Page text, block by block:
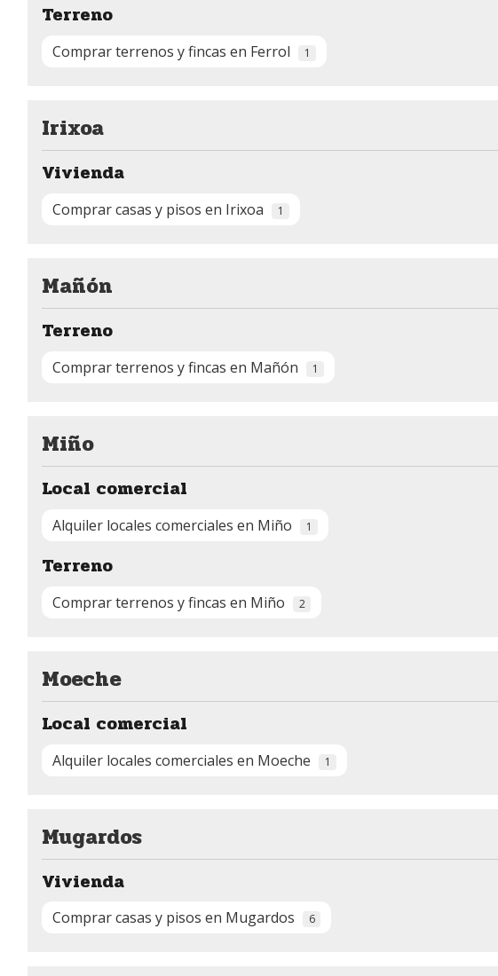
Terreno
Comprar terrenos y fincas en Ferrol 1
Irixoa
Vivienda
Comprar casas y pisos en Irixoa 1
Mañón
Terreno
Comprar terrenos y fincas en Mañón 1
Miño
Local comercial
Alquiler locales comerciales en Miño 1
Terreno
Comprar terrenos y fincas en Miño 2
Moeche
Local comercial
Alquiler locales comerciales en Moeche 1
Mugardos
Vivienda
Comprar casas y pisos en Mugardos 6